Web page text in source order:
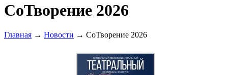
СоТворение 2026
Главная → Новости → СоТворение 2026